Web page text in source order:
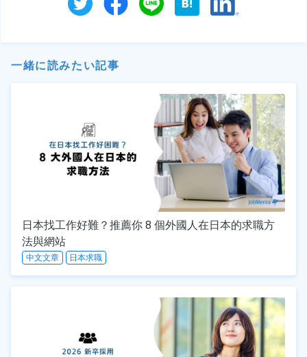
一緒に読みたい記事
日本找工作好難？推薦你 8 個外國人在日本的求職方
法與網站
中文文章 日本求職